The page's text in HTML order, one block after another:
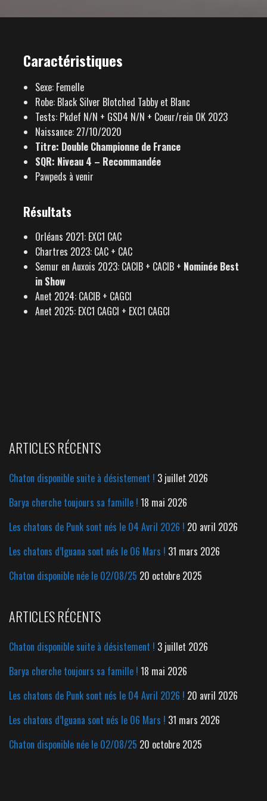
Caractéristiques
Sexe: Femelle
Robe: Black Silver Blotched Tabby et Blanc
Tests: Pkdef N/N + GSD4 N/N + Coeur/rein OK 2023
Naissance: 27/10/2020
Titre: Double Championne de France
SQR: Niveau 4 – Recommandée
Pawpeds à venir
Résultats
Orléans 2021: EXC1 CAC
Chartres 2023: CAC + CAC
Semur en Auxois 2023: CACIB + CACIB + Nominée Best
in Show
Anet 2024: CACIB + CAGCI
Anet 2025: EXC1 CAGCI + EXC1 CAGCI
ARTICLES RÉCENTS
Chaton disponible suite à désistement ! 3 juillet 2026
Barya cherche toujours sa famille ! 18 mai 2026
Les chatons de Punk sont nés le 04 Avril 2026 ! 20 avril 2026
Les chatons d’Iguana sont nés le 06 Mars ! 31 mars 2026
Chaton disponible née le 02/08/25 20 octobre 2025
ARTICLES RÉCENTS
Chaton disponible suite à désistement ! 3 juillet 2026
Barya cherche toujours sa famille ! 18 mai 2026
Les chatons de Punk sont nés le 04 Avril 2026 ! 20 avril 2026
Les chatons d’Iguana sont nés le 06 Mars ! 31 mars 2026
Chaton disponible née le 02/08/25 20 octobre 2025